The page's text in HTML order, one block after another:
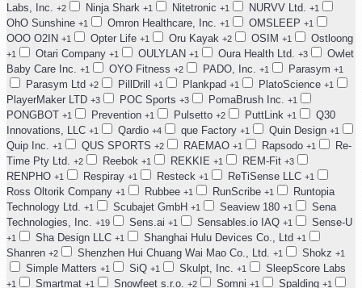
Labs, Inc. +2 Ninja Shark +1 Nitetronic +1 NURVV Ltd. +1
OhO Sunshine +1 Omron Healthcare, Inc. +1 OMSLEEP +1
OOO O2IN +1 Opter Life +1 Oru Kayak +2 OSIM +1 Ostloong
+1 Otari Company +1 OULYLAN +1 Oura Health Ltd. +3
Owlet
Baby Care Inc. +1 OYO Fitness +2 PADO, Inc. +1 Parasym +1
Parasym Ltd +2 PillDrill +1 Plankpad +1 PlatoScience +1
PlayerMaker LTD +3 POC Sports +3 PomaBrush Inc. +1
PONGBOT +1 Prevention +1 Pulsetto +2 PuttLink +1
Q30
Innovations, LLC +1 Qardio +4 que Factory +1 Quin Design +1
Quip Inc. +1 QUS SPORTS +2 RAEMAO +1 Rapsodo +1
Re-
Time Pty Ltd. +2 Reebok +1 REKKIE +1 REM-Fit +3
RENPHO +1 Respiray +1 Resteck +1 ReTiSense LLC +1
Ross Oltorik Company +1 Rubbee +1 RunScribe +1
Runtopia
Technology Ltd. +1 Scubajet GmbH +1 Seaview 180 +1
Sena
Technologies, Inc. +19 Sens.ai +1 Sensables.io IAQ +1 Sense-U
+1 Sha Design LLC +1 Shanghai Hulu Devices Co., Ltd +1
Shanren +2 Shenzhen Hui Chuang Wai Mao Co., Ltd. +1 Shokz +1
Simple Matters +1 SiQ +1 Skulpt, Inc. +1 SleepScore Labs
+1 Smartmat +1 Snowfeet s.r.o. +2 Somni +1 Spalding +1